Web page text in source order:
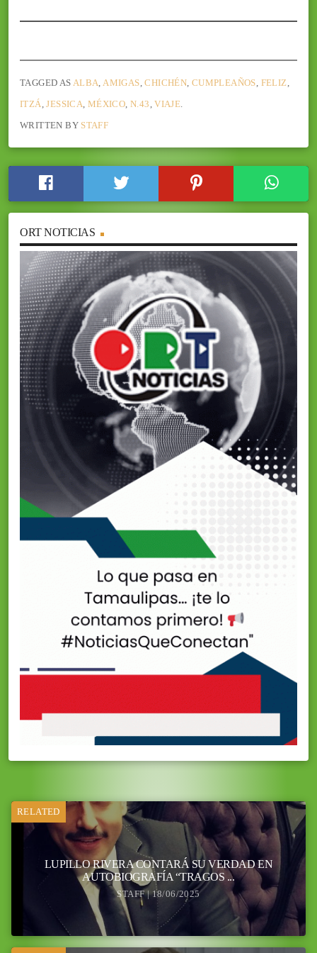
TAGGED AS ALBA AMIGAS ,CHICHÉN CUMPLEAÑOS FELIZ
ITZÁ ,JESSICA MÉXICO N.43 ,VIAJE
WRITTEN BY STAFF
ORT NOTICIAS
RELATED
LUPILLO RIVERA CONTARÁ SU VERDAD EN
AUTOBIOGRAFÍA “TRAGOS ...
STAFF | 18/06/2025